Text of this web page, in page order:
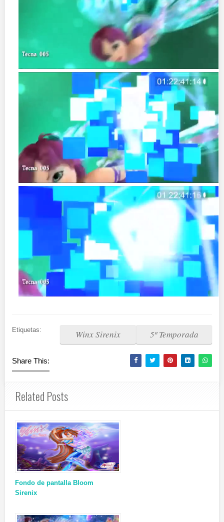
Etiquetas: 5º Temporada
Winx Sirenix
Share This:
Related Posts
Fondo de pantalla Bloom
Sirenix